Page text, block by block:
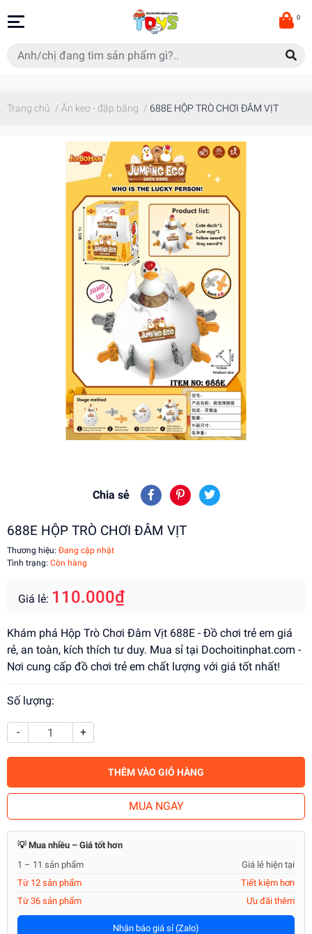
0
Trang chủ / Ăn kẹo - đập băng / 688E HỘP TRÒ CHƠI ĐÂM VỊT
Chia sẻ
688E HỘP TRÒ CHƠI ĐÂM VỊT
Thương hiệu: Đang cập nhật
Tình trạng: Còn hàng
Giá lẻ: 110.000₫
Khám phá Hộp Trò Chơi Đâm Vịt 688E - Đồ chơi trẻ em giá
rẻ, an toàn, kích thích tư duy. Mua sỉ tại Dochoitinphat.com -
Nơi cung cấp đồ chơi trẻ em chất lượng với giá tốt nhất!
Số lượng:
- +
THÊM VÀO GIỎ HÀNG
MUA NGAY
💡 Mua nhiều – Giá tốt hơn
1 – 11 sản phẩm
Giá lẻ hiện tại
Từ 12 sản phẩm
Tiết kiệm hơn
Từ 36 sản phẩm
Ưu đãi thêm
Nhận báo giá sỉ (Zalo)